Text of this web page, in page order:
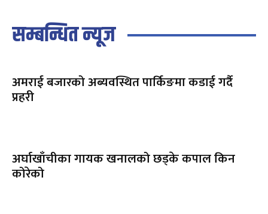
सम्बन्धित न्यूज
अमराई बजारको अब्यवस्थित पार्किङमा कडाई गर्दै
प्रहरी
अर्घाखाँचीका गायक खनालको छड्के कपाल किन
कोरेको